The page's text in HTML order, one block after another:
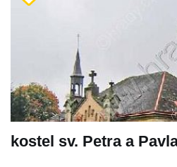
kostel sv. Petra a